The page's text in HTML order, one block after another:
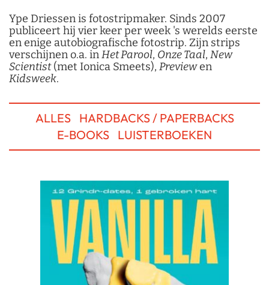
Ype Driessen is fotostripmaker. Sinds 2007
publiceert hij vier keer per week 's werelds eerste
en enige autobiografische fotostrip. Zijn strips
verschijnen o.a. inHet Parool, Onze Taal, New
Scientist(met Ionica Smeets), Previewen
Kidsweek.
ALLES
HARDBACKS / PAPERBACKS
E-BOOKS LUISTERBOEKEN